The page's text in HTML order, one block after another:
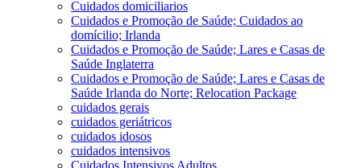
Cuidados domiciliarios
Cuidados e Promoção de Saúde; Cuidados ao
domícilio; Irlanda
Cuidados e Promoção de Saúde; Lares e Casas de
Saúde Inglaterra
Cuidados e Promoção de Saúde; Lares e Casas de
Saúde Irlanda do Norte; Relocation Package
cuidados gerais
cuidados geriátricos
cuidados idosos
cuidados intensivos
Cuidados Intensivos Adultos